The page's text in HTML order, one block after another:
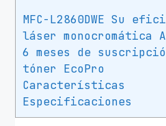
MFC-L2860DWE Su
láser monocromática
6 meses de
tóner EcoPro
Características
Especificaciones